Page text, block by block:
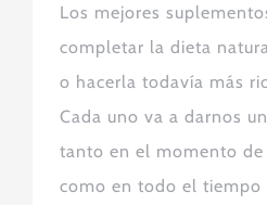
Los mejores
completar la dieta
o hacerla todavía más
Cada uno va a darnos
tanto en el momento
como en todo el tiempo